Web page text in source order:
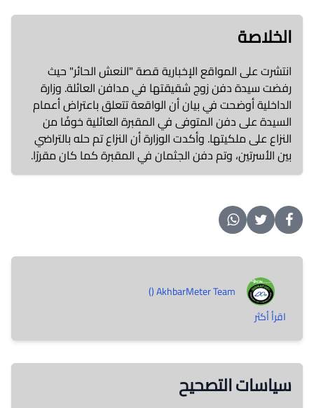
الخلاصة
انتشرت على المواقع الإخبارية قصة "النعش الحائر" حيث
رفضت سيدة دفن زوج شقيقتها في مدافن العائلة. وزارة
الداخلية أوضحت في بيان أن الواقعة تتعلق باعتراض أعمام
السيدة على دفن المتوفى في المقبرة العائلية خوفًا من
النزاع على ملكيتها. وأكدت الوزارة أن النزاع تم حله بالتراضي
بين الأسرتين، وتم دفن الجثمان في المقبرة كما كان مقررًا.
AkhbarMeter Team ()
اقرأ أكثر
سياسات التصحيح